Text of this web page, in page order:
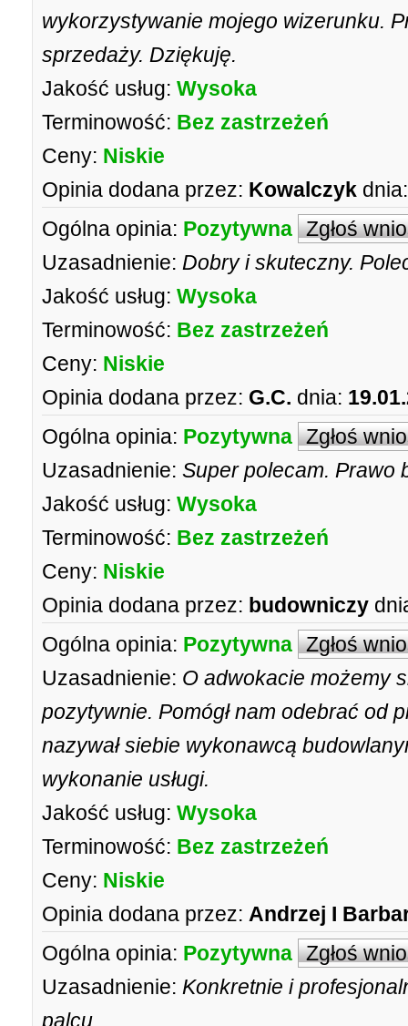
wykorzystywanie mojego wizerunku.
sprzedaży. Dziękuję.
Jakość usług: Wysoka
Terminowość: Bez zastrzeżeń
Ceny: Niskie
Opinia dodana przez: Kowalczyk dnia:
Ogólna opinia: Pozytywna Zgłoś
Uzasadnienie: Dobry i skuteczny.
Jakość usług: Wysoka
Terminowość: Bez zastrzeżeń
Ceny: Niskie
Opinia dodana przez: G.C. dnia:
Ogólna opinia: Pozytywna Zgłoś
Uzasadnienie: Super polecam. Prawo
Jakość usług: Wysoka
Terminowość: Bez zastrzeżeń
Ceny: Niskie
Opinia dodana przez: budowniczy
Ogólna opinia: Pozytywna Zgłoś
Uzasadnienie: O adwokacie możemy
pozytywnie. Pomógł nam odebrać od
nazywał siebie wykonawcą
wykonanie usługi.
Jakość usług: Wysoka
Terminowość: Bez zastrzeżeń
Ceny: Niskie
Opinia dodana przez: Andrzej I
Ogólna opinia: Pozytywna Zgłoś
Uzasadnienie: Konkretnie i
palcu.